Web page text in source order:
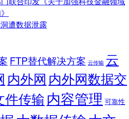
遭数据泄露
FTP替代解决方案 云传输 云
内外网 内外网数据交
件传输内容管理 可靠性